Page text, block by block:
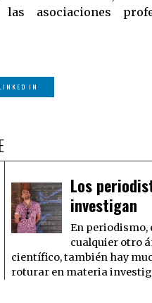
LINKED IN
Los
investigan
En periodismo,
cualquier otro
científico, también hay
roturar en materia